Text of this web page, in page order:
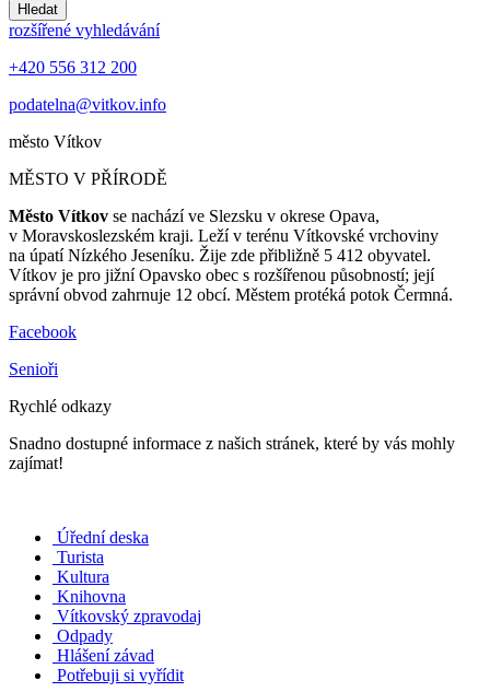
Hledat
rozšířené vyhledávání
+420 556 312 200
podatelna@vitkov.info
město Vítkov
MĚSTO V PŘÍRODĚ
Město Vítkov se nachází ve Slezsku v okrese Opava,
v Moravskoslezském kraji. Leží v terénu Vítkovské vrchoviny
na úpatí Nízkého Jeseníku. Žije zde přibližně 5 412 obyvatel.
Vítkov je pro jižní Opavsko obec s rozšířenou působností; její
správní obvod zahrnuje 12 obcí. Městem protéká potok Čermná.
Facebook
Senioři
Rychlé odkazy
Snadno dostupné informace z našich stránek, které by vás mohly
zajímat!
Úřední deska
Turista
Kultura
Knihovna
Vítkovský zpravodaj
Odpady
Hlášení závad
Potřebuji si vyřídit